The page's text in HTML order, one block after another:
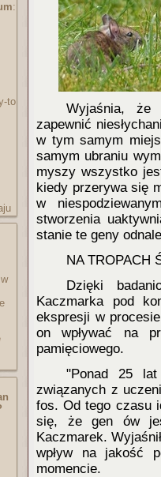
:
to
Wyjaśnia, że
zapewnić
w tym samym
samym ubraniu
myszy wszystko
kiedy przerywa się
w
stworzenia
stanie te geny
NA TROPACH
Dzięki
Kaczmarka pod
ekspresji w
on wpływać na
pamięciowego.
"Ponad 25
związanych z
fos. Od tego czasu
się, że gen ów
Kaczmarek.
wpływ na jakość
momencie.